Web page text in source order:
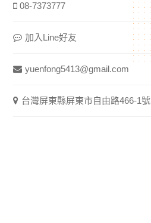
08-7373777
加入Line好友
yuenfong5413@gmail.com
台灣屏東縣屏東市自由路466-1號